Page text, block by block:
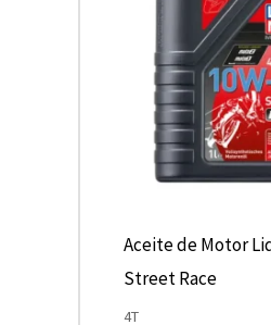
Aceite de Motor
Street Race
4T